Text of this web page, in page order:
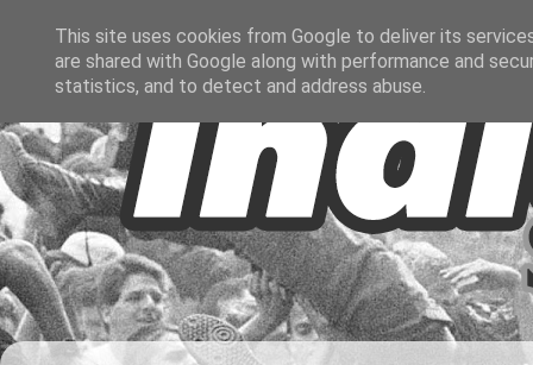
This site uses cookies from Google to deliver its
are shared with Google along with performance and
statistics, and to detect and address abuse.